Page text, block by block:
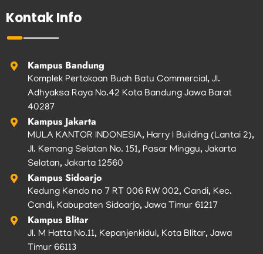
o
o
k
a
g
a
e
Kontak Info
Kampus Bandung
Komplek Pertokoan Buah Batu Commercial, Jl.
Adhyaksa Raya No.42 Kota Bandung Jawa Barat
40287
Kampus Jakarta
MULA KANTOR INDONESIA, Harry I Building (Lantai 2),
Jl. Kemang Selatan No. 151, Pasar Minggu, Jakarta
Selatan, Jakarta 12560
Kampus Sidoarjo
Kedung Kendo no 7 RT 006 RW 002, Candi, Kec.
Candi, Kabupaten Sidoarjo, Jawa Timur 61217
Kampus Blitar
Jl. M Hatta No.11, Kepanjenkidul, Kota Blitar, Jawa
Timur 66113